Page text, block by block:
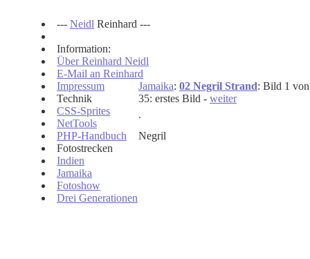
--- Neidl Reinhard ---
Information:
Über Reinhard Neidl
E-Mail an Reinhard
Impressum
Technik
CSS-Sprites
NetTools
PHP-Handbuch
Fotostrecken
Indien
Jamaika
Fotoshow
Drei Generationen
Jamaika: 02 Negril Strand: Bild 1 von
35: erstes Bild - weiter
Negril